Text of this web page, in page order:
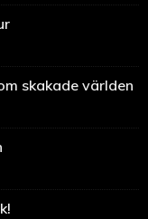
skakade världen